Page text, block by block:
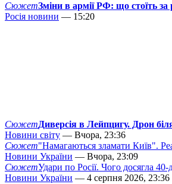
СюжетЗміни в армії РФ: що стоїть
Росія новини — 15:20
СюжетДиверсія в Лейпцигу. Дрон
Новини світу — Вчора, 23:36
Сюжет"Намагаються зламати Київ".
Новини України — Вчора, 23:09
СюжетУдари по Росії. Чого досягла 40-
Новини України — 4 серпня 2026, 23:36